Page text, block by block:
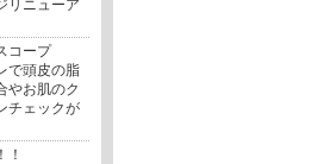
リニューア
コープ
で頭皮の脂
やお肌のク
チェックが
！